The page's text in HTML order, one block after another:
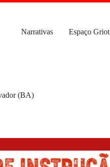
Narrativas Espaço Griot
(BA)